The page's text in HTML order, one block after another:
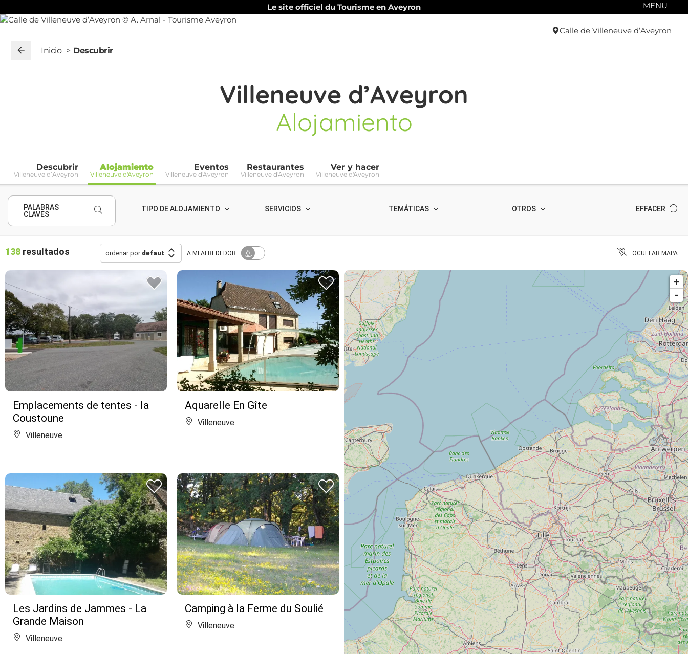
Le site officiel du Tourisme en Aveyron MENU
Calle de Villeneuve d’Aveyron
Inicio Descubrir
Villeneuve d’Aveyron
Alojamiento
Descubrir
Villeneuve d’Aveyron
Alojamiento
Villeneuve d'Aveyron
Eventos
Villeneuve d'Aveyron
Restaurantes
Villeneuve d'Aveyron
Ver y hacer
Villeneuve d'Aveyron
PALABRAS
CLAVES
TIPO DE ALOJAMIENTO SERVICIOS TEMÁTICAS OTROS EFFACER
138 resultados ordenar por defaut A MI ALREDEDOR OCULTAR MAPA
Emplacements de tentes - la
Coustoune
Villeneuve
Aquarelle En Gîte
Villeneuve
Les Jardins de Jammes - La
Grande Maison
Villeneuve
Camping à la Ferme du Soulié
Villeneuve
+
-